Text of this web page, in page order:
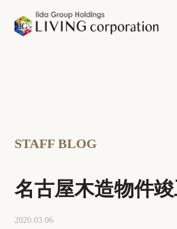
STAFF BLOG
名古屋木造物件竣
2020.03.06